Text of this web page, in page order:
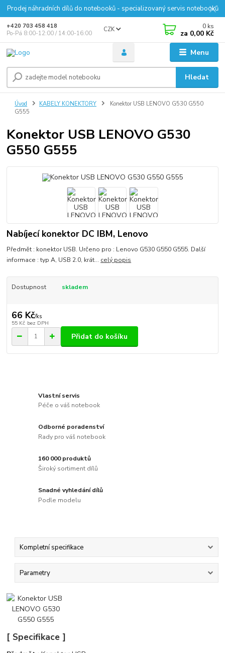
Prodej náhradních dílů do notebooků - specializovaný servis notebooků
Menu
CZK
Hledat
+420 703 458 418
Po-Pá 8:00-12:00 / 14:00-16:00
0 ks
za 0,00 Kč
Úvod KABELY KONEKTORY
Konektor USB LENOVO G530 G550
G555
Konektor USB LENOVO G530
G550 G555
Nabíjecí konektor DC IBM, Lenovo
Předmět : konektor USB. Určeno pro : Lenovo G530 G550 G555. Další
informace : typ A, USB 2.0, krát... celý popis
Dostupnost skladem
66 Kč/ks
55 Kč bez DPH
Přidat do košíku
Vlastní servis
Péče o váš notebook
Odborné poradenství
Rady pro váš notebook
160 000 produktů
Široký sortiment dílů
Snadné vyhledání dílů
Podle modelu
Kompletní specifikace
Parametry
[ Specifikace ]